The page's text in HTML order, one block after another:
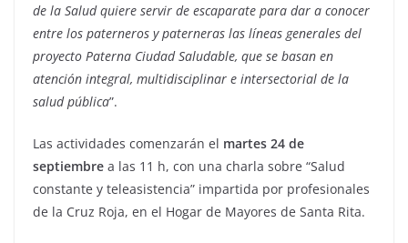
de la Salud quiere servir de escaparate para dar a conocer
entre los paterneros y paterneras las líneas generales del
proyecto Paterna Ciudad Saludable, que se basan en
atención integral, multidisciplinar e intersectorial de la
salud pública”.
Las actividades comenzarán el martes 24 de
septiembre a las 11 h, con una charla sobre “Salud
constante y teleasistencia” impartida por profesionales
de la Cruz Roja, en el Hogar de Mayores de Santa Rita.